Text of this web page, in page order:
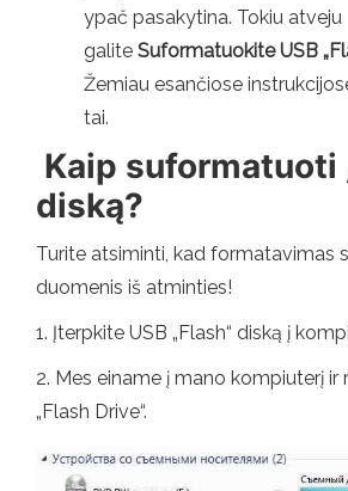
ypač pasakytina. Tokiu atveju
galite Suformatuokite USB
Žemiau esančiose
tai.
Kaip suformatuoti
diską?
Turite atsiminti, kad formatavimas
duomenis iš atminties!
1. Įterpkite USB „Flash“ diską į
2. Mes einame į mano kompiuterį ir
„Flash Drive“.